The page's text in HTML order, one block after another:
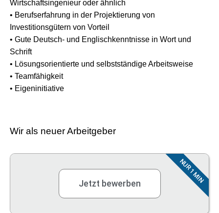
Wirtschaftsingenieur oder ähnlich
• Berufserfahrung in der Projektierung von
Investitionsgütern von Vorteil
• Gute Deutsch- und Englischkenntnisse in Wort und
Schrift
• Lösungsorientierte und selbstständige Arbeitsweise
• Teamfähigkeit
• Eigeninitiative
Wir als neuer Arbeitgeber
Jetzt bewerben NUR 1 MIN